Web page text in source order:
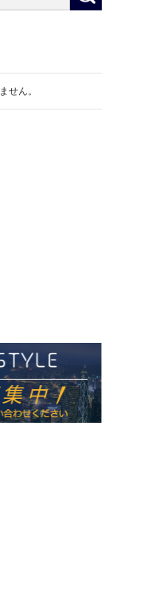
せん。